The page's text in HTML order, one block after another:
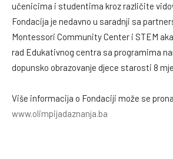
učenicima i studentima kroz različite
Fondacija je nedavno u saradnji sa
Montessori Community Center i STEM
rad Edukativnog centra sa programima
dopunsko obrazovanje djece starosti 8
Više informacija o Fondaciji može se
www.olimpijadaznanja.ba